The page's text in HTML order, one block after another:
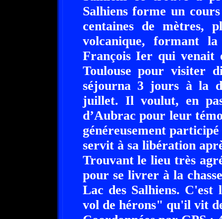
Salhiens forme un
centaines de mètres,
volcanique, formant
François Ier qui venait
Toulouse pour visiter
séjourna 3 jours à la
juillet. Il voulut, en
d’Aubrac pour leur
généreusement
servit à sa libération
Trouvant le lieu très
pour se livrer à la
Lac des Salhiens.
vol de hérons" qu'il vit